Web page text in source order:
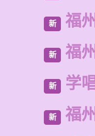
新 福
新 福
新 学
新 福